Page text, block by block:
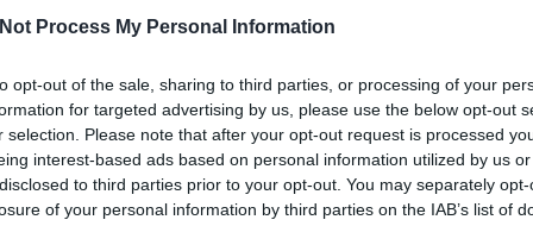
Process My Personal Information
opt-out of the sale, sharing to third parties, or processing of your
for targeted advertising by us, please use the below opt-out
selection. Please note that after your opt-out request is processed
interest-based ads based on personal information utilized by us
to third parties prior to your opt-out. You may separately
of your personal information by third parties on the IAB’s list of
TOVÁBB
0 18komment
Cunningham Admiral Iachino
(1)
of